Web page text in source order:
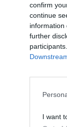
confirm
continue
information
further
I want